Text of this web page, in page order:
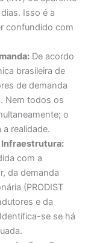
Isso é a
confundido com
De acordo
brasileira de
de demanda
Nem todos os
o
realidade.
Infraestrutura:
com a
da demanda
(PRODIST
e da
se se há